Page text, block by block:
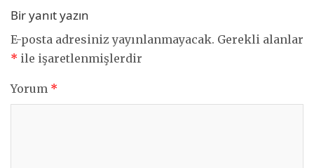
Bir yanıt yazın
E-posta adresiniz yayınlanmayacak. Gerekli alanlar
* ile işaretlenmişlerdir
Yorum *